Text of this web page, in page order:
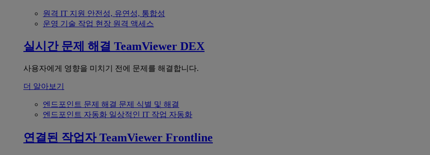
원격 IT 지원 안전성, 유연성, 통합성
운영 기술 작업 현장 원격 액세스
실시간 문제 해결 TeamViewer DEX
사용자에게 영향을 미치기 전에 문제를 해결합니다.
더 알아보기
엔드포인트 문제 해결 문제 식별 및 해결
엔드포인트 자동화 일상적인 IT 작업 자동화
연결된 작업자 TeamViewer Frontline